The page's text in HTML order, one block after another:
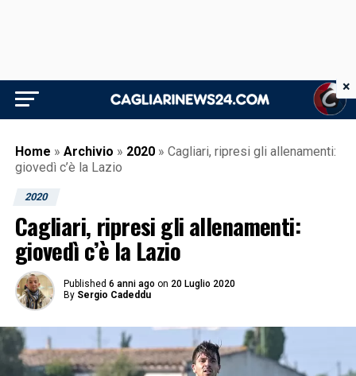
Home » Archivio » 2020 » Cagliari, ripresi gli allenamenti:
giovedì c’è la Lazio
2020
Cagliari, ripresi gli allenamenti:
giovedì c’è la Lazio
Published 6 anni ago on 20 Luglio 2020
By Sergio Cadeddu
×